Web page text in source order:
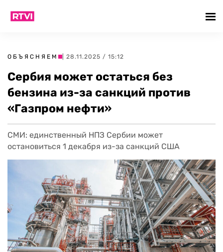
ОБЪЯСНЯЕМ | 28.11.2025 / 15:12
Сербия может остаться без
бензина из-за санкций против
«Газпром нефти»
СМИ: единственный НПЗ Сербии может
остановиться 1 декабря из-за санкций США